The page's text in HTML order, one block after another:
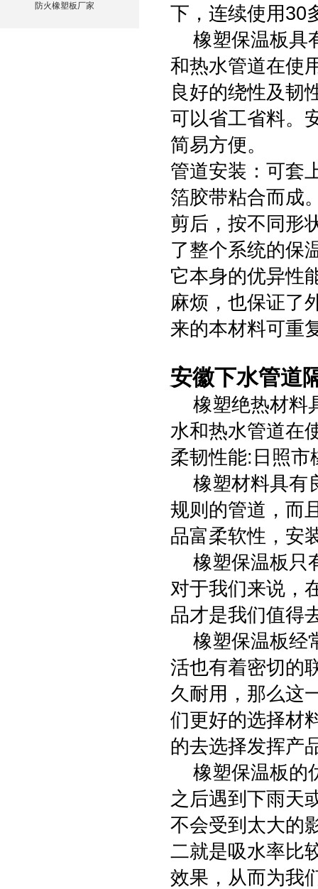
防火橡塑板厂家
下，连续使用30
橡塑保温板具
和热水管道在使
良好的绕性及韧
可以省工省料。
简易方便。
管道安装：可套
箔胶带粘合而成
剪后，按不同形
了整个系统的保
它本身的优异性
麻烦，也保证了
来的本材料可重
安徽下水管道
橡塑绝热材料
水和热水管道在
柔韧性能:日照市
橡塑材料具有
规则的管道，而
品富柔软性，安
橡塑保温板只
对于我们来说，
品才是我们值得
橡塑保温板经
活也有着密切的
久耐用，那么这
们更好的选择材
的去选择发挥产
橡塑保温板的
之后遇到下雨天
不会受到太大的
二就是吸水率比
效果，从而为我